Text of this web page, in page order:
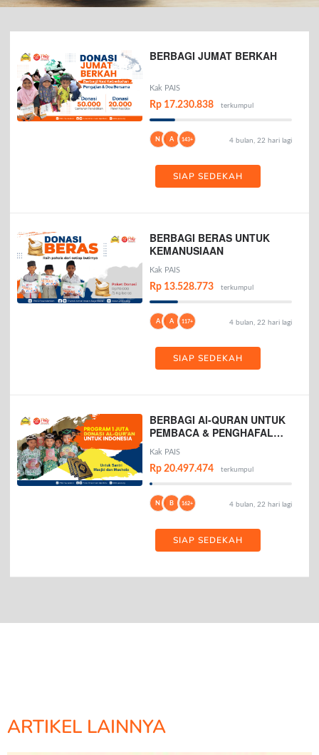
BERBAGI JUMAT BERKAH
Kak PAIS
Rp 17.230.838 terkumpul
N A 143+ 4 bulan, 22 hari lagi
SIAP SEDEKAH
BERBAGI BERAS UNTUK
KEMANUSIAAN
Kak PAIS
Rp 13.528.773 terkumpul
A A 117+ 4 bulan, 22 hari lagi
SIAP SEDEKAH
BERBAGI Al-QURAN UNTUK
PEMBACA & PENGHAFAL
AL-QURAN
Kak PAIS
Rp 20.497.474 terkumpul
N B 162+ 4 bulan, 22 hari lagi
SIAP SEDEKAH
ARTIKEL LAINNYA